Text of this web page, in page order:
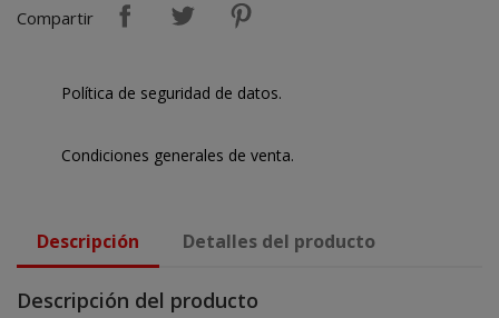
Compartir
Política de seguridad de datos.
Condiciones generales de venta.
Descripción Detalles del producto
Descripción del producto